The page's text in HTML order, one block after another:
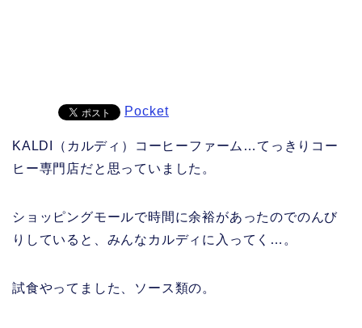
Pocket
KALDI（カルディ）コーヒーファーム…てっきりコー
ヒー専門店だと思っていました。
ショッピングモールで時間に余裕があったのでのんび
りしていると、みんなカルディに入ってく…。
試食やってました、ソース類の。